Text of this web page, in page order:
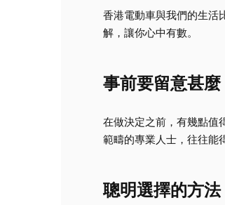
香港電動車與我們的生活
解，讓你心中有數。
事前要留意甚麼
在做決定之前，有幾點值
範疇的專業人士，往往能
聰明選擇的方法